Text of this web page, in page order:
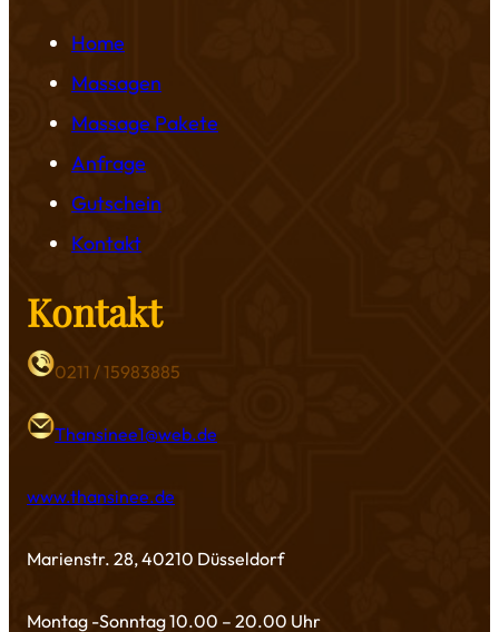
Home
Massagen
Massage Pakete
Anfrage
Gutschein
Kontakt
Kontakt
0211 / 15983885
Thansinee1@web.de
www.thansinee.de
Marienstr. 28, 40210 Düsseldorf
Montag -Sonntag 10.00 – 20.00 Uhr